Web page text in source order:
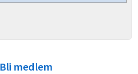
Bli medlem